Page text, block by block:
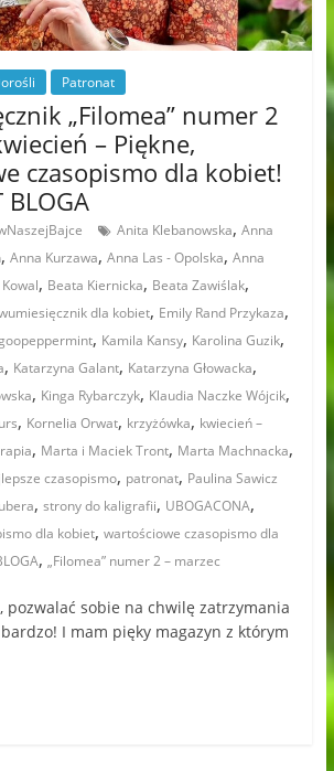
Patronat
„Filomea” numer 2
– Piękne,
czasopismo dla kobiet!
BLOGA
Anita Klebanowska, Anna
, Anna Kurzawa, Anna Las - Opolska, Anna
, Beata Kiernicka, Beata Zawiślak,
dla kobiet, Emily Rand Przykaza,
, Kamila Kansy, Karolina Guzik,
, Katarzyna Galant, Katarzyna Głowacka,
, Kinga Rybarczyk, Klaudia Naczke Wójcik,
, Kornelia Orwat, krzyżówka, kwiecień –
, Marta i Maciek Tront, Marta Machnacka,
czasopismo, patronat, Paulina Sawicz
, strony do kaligrafii, UBOGACONA,
dla kobiet, wartościowe czasopismo dla
, „Filomea” numer 2 – marzec
pozwalać sobie na chwilę zatrzymania
I mam pięky magazyn z którym